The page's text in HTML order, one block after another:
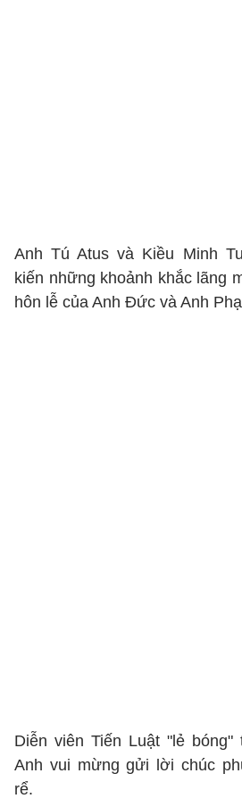
Anh Tú Atus và Kiều Minh
kiến những khoảnh khắc lãng
hôn lễ của Anh Đức và Anh
Diễn viên Tiến Luật "lẻ
Anh vui mừng gửi lời chúc
rể.